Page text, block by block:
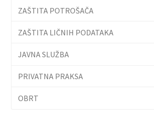
ZAŠTITA POTROŠAČA
ZAŠTITA LIČNIH PODATAKA
JAVNA SLUŽBA
PRIVATNA PRAKSA
OBRT